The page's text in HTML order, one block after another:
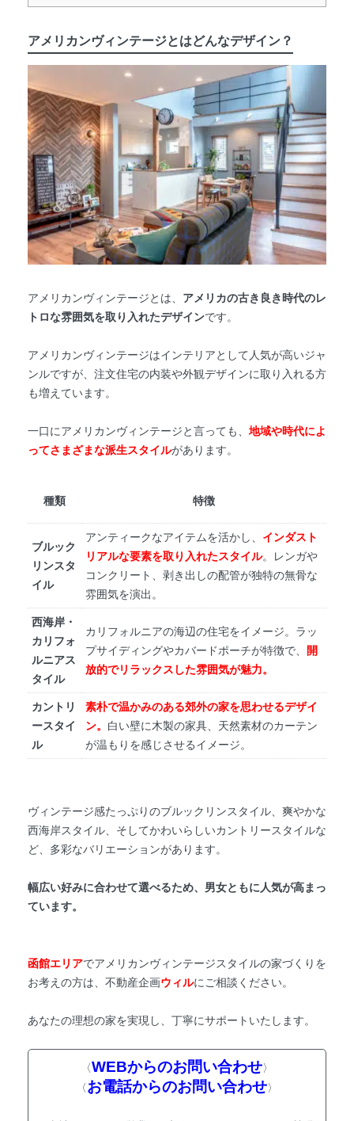
アメリカンヴィンテージとはどんなデザイン？
アメリカンヴィンテージとは、 アメリカの古き良き時代のレ
トロな雰囲気を取り入れたデザインです。
アメリカンヴィンテージはインテリアとして人気が高いジャ
ンルですが、注文住宅の内装や外観デザインに取り入れる方
も増えています。
一口にアメリカンヴィンテージと言っても、 地域や時代によ
ってさまざまな派生スタイルがあります。
種類 特徴
ブルック
リンスタ
イル
アンティークなアイテムを活かし、 インダスト
リアルな要素を取り入れたスタイル。レンガや
コンクリート、剥き出しの配管が独特の無骨な
雰囲気を演出。
西海岸・
カリフォ
ルニアス
タイル
カリフォルニアの海辺の住宅をイメージ。ラッ
プサイディングやカバードポーチが特徴で、 開
放的でリラックスした雰囲気が魅力。
カントリ
ースタイ
ル
素朴で温かみのある郊外の家を思わせるデザイ
ン。 白い壁に木製の家具、天然素材のカーテン
が温もりを感じさせるイメージ。
ヴィンテージ感たっぷりのブルックリンスタイル、爽やかな
西海岸スタイル、そしてかわいらしいカントリースタイルな
ど、多彩なバリエーションがあります。
幅広い好みに合わせて選べるため、男女ともに人気が高まっ
ています。
函館エリアでアメリカンヴィンテージスタイルの家づくりを
お考えの方は、不動産企画ウィルにご相談ください。
あなたの理想の家を実現し、丁寧にサポートいたします。
〈WEBからのお問い合わせ〉
〈お電話からのお問い合わせ〉